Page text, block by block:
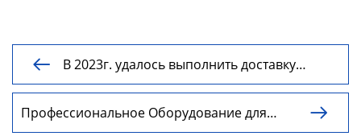

В 2023г. удалось выполнить доставку
некоторых линий СВТ 3000 и линии СВТ
Профессиональное Оборудование для
производства гофротруб
